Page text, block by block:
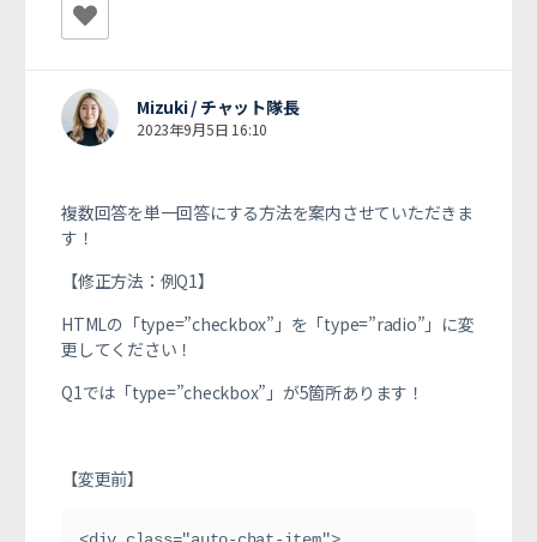
Mizuki / チャット隊長
2023年9月5日 16:10
複数回答を単一回答にする方法を案内させていただきま
す！
【修正方法：例Q1】
HTMLの「type=”checkbox” 」を「type=”radio” 」に変
更してください！
Q1では「type=”checkbox” 」が5箇所あります！
【変更前】